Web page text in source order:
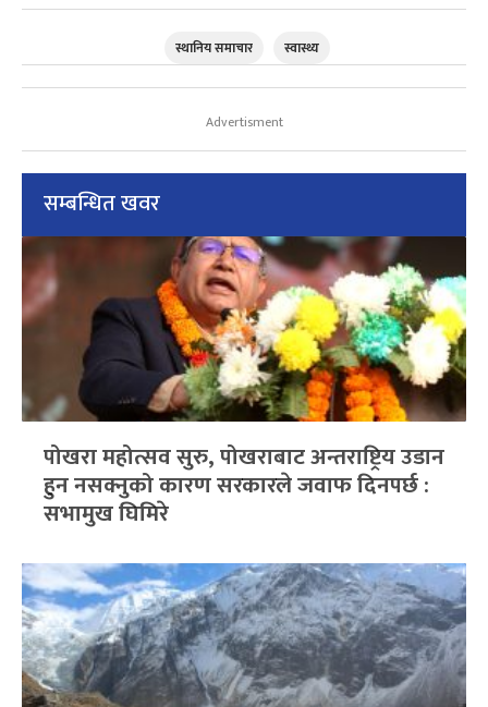
स्थानिय समाचार स्वास्थ्य
Advertisment
सम्बन्धित खवर
पोखरा महोत्सव सुरु, पोखराबाट अन्तराष्ट्रिय उडान
हुन नसक्नुको कारण सरकारले जवाफ दिनपर्छ :
सभामुख घिमिरे